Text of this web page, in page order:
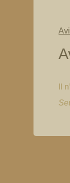
Il